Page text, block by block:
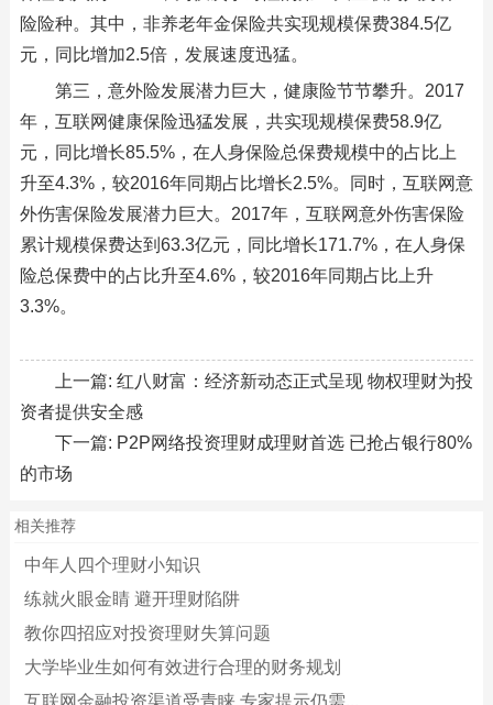
险险种。其中，非养老年金保险共实现规模保费384.5亿
元，同比增加2.5倍，发展速度迅猛。
第三，意外险发展潜力巨大，健康险节节攀升。2017
年，互联网健康保险迅猛发展，共实现规模保费58.9亿
元，同比增长85.5%，在人身保险总保费规模中的占比上
升至4.3%，较2016年同期占比增长2.5%。同时，互联网意
外伤害保险发展潜力巨大。2017年，互联网意外伤害保险
累计规模保费达到63.3亿元，同比增长171.7%，在人身保
险总保费中的占比升至4.6%，较2016年同期占比上升
3.3%。
上一篇: 红八财富：经济新动态正式呈现 物权理财为投
资者提供安全感
下一篇: P2P网络投资理财成理财首选 已抢占银行80%
的市场
相关推荐
中年人四个理财小知识
练就火眼金睛 避开理财陷阱
教你四招应对投资理财失算问题
大学毕业生如何有效进行合理的财务规划
互联网金融投资渠道受青睐 专家提示仍需...